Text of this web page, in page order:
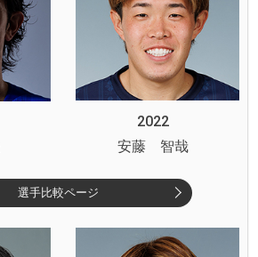
2022
安藤 智哉
選手比較ページ